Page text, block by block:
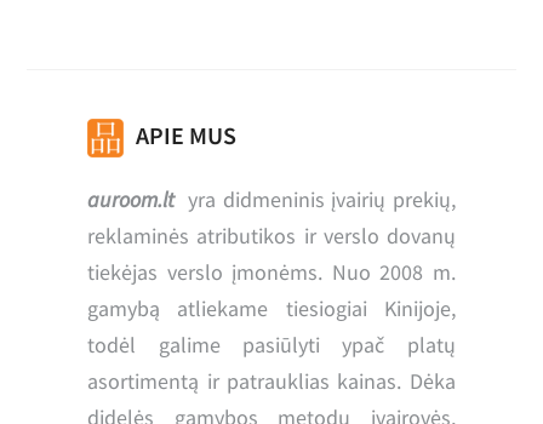
APIE MUS
auroom.ltyra didmeninis įvairių prekių,
reklaminės atributikos ir verslo dovanų
tiekėjas verslo įmonėms. Nuo 2008 m.
gamybą atliekame tiesiogiai Kinijoje,
todėl galime pasiūlyti ypač platų
asortimentą ir patrauklias kainas. Dėka
didelės gamybos metodų įvairovės,